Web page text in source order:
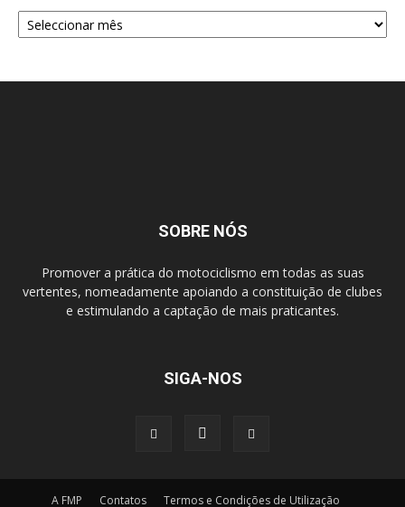
Arquivo
SOBRE NÓS
Promover a prática do motociclismo em todas as suas
vertentes, nomeadamente apoiando a constituição de clubes
e estimulando a captação de mais praticantes.
SIGA-NOS
A FMP Contatos Termos e Condições de Utilização